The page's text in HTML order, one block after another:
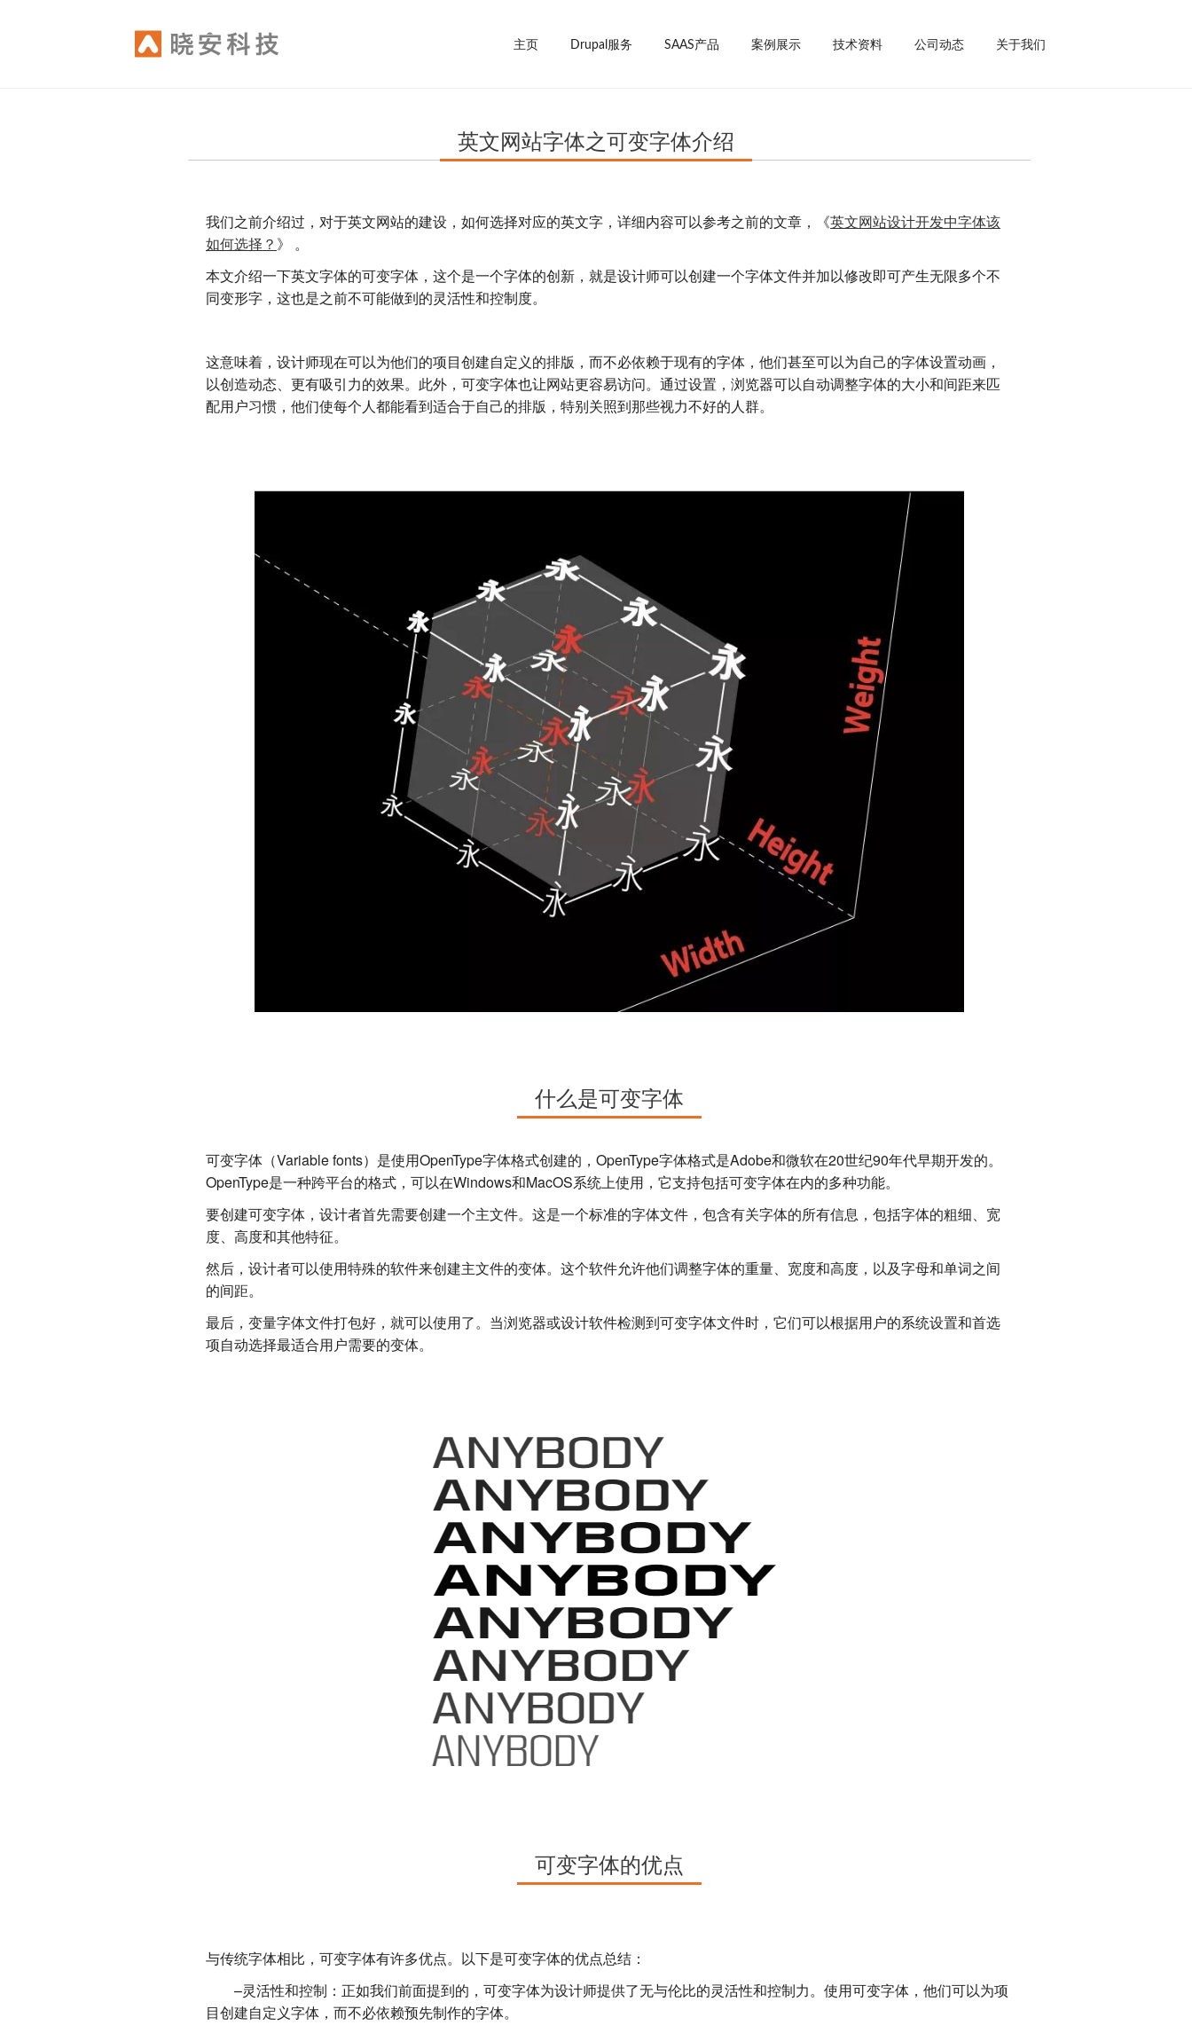
主页 Drupal服务 SAAS产品 案例展示 技术资料 公司动态 关于我们
英文网站字体之可变字体介绍
我们之前介绍过，对于英文网站的建设，如何选择对应的英文字，详细内容可以参考之前的文章，《英文网站设计开发中字体该
如何选择？ 》 。
本文介绍一下英文字体的可变字体，这个是一个字体的创新，就是设计师可以创建一个字体文件并加以修改即可产生无限多个不
同变形字，这也是之前不可能做到的灵活性和控制度。
这意味着，设计师现在可以为他们的项目创建自定义的排版，而不必依赖于现有的字体，他们甚至可以为自己的字体设置动画，
以创造动态、更有吸引力的效果。此外，可变字体也让网站更容易访问。通过设置，浏览器可以自动调整字体的大小和间距来匹
配用户习惯，他们使每个人都能看到适合于自己的排版，特别关照到那些视力不好的人群。
什么是可变字体
可变字体（Variable fonts）是使用OpenType字体格式创建的，OpenType字体格式是Adobe和微软在20世纪90年代早期开发的。
OpenType是一种跨平台的格式，可以在Windows和MacOS系统上使用，它支持包括可变字体在内的多种功能。
要创建可变字体，设计者首先需要创建一个主文件。这是一个标准的字体文件，包含有关字体的所有信息，包括字体的粗细、宽
度、高度和其他特征。
然后，设计者可以使用特殊的软件来创建主文件的变体。这个软件允许他们调整字体的重量、宽度和高度，以及字母和单词之间
的间距。
最后，变量字体文件打包好，就可以使用了。当浏览器或设计软件检测到可变字体文件时，它们可以根据用户的系统设置和首选
项自动选择最适合用户需要的变体。
可变字体的优点
与传统字体相比，可变字体有许多优点。以下是可变字体的优点总结：
–灵活性和控制：正如我们前面提到的，可变字体为设计师提供了无与伦比的灵活性和控制力。使用可变字体，他们可以为项
目创建自定义字体，而不必依赖预先制作的字体。